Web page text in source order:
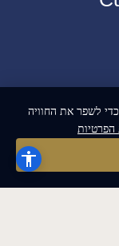
לשפר את החוויה
הפרטיות